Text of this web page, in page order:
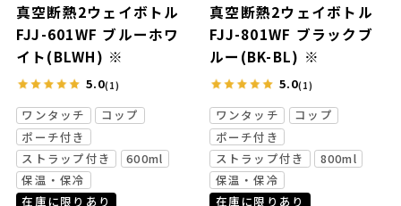
真空断熱2ウェイボトル
FJJ-601WF ブルーホワ
イト(BLWH) ※
5.0(1)
ワンタッチ
コップ
ポーチ付き
ストラップ付き
600ml
保温・保冷
在庫に限りあり
真空断熱2ウェイボトル
FJJ-801WF ブラックブ
ルー(BK-BL) ※
5.0(1)
ワンタッチ
コップ
ポーチ付き
ストラップ付き
800ml
保温・保冷
在庫に限りあり